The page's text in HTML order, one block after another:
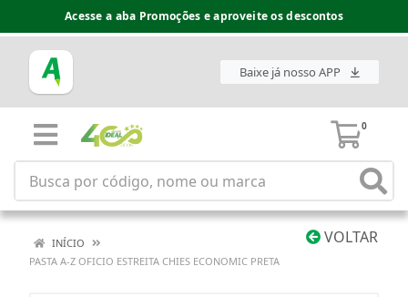
Acesse a aba Promoções e aproveite os descontos
Baixe já nosso APP
0
VOLTAR
INÍCIO
PASTA A-Z OFICIO ESTREITA CHIES ECONOMIC PRETA